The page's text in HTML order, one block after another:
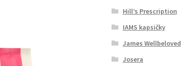
Hill’s Prescription
IAMS kapsičky
James Wellbeloved
Josera